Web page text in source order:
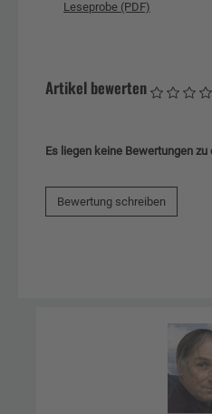
Leseprobe (PDF)
Artikel bewerten
Es liegen keine Bewertungen zu
Bewertung schreiben